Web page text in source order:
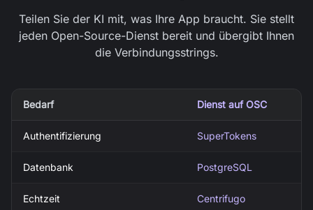
Teilen Sie der KI mit, was Ihre App braucht. Sie stellt
jeden Open-Source-Dienst bereit und übergibt Ihnen
die Verbindungsstrings.
Bedarf Dienst auf OSC
Authentifizierung SuperTokens
Datenbank PostgreSQL
Echtzeit Centrifugo